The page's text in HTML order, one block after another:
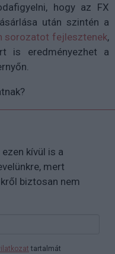
hogy az FX
után szintén a
sorozatot fejlesztenek,
is eredményezhet a
kívül is a
mert
biztosan nem
tartalmát